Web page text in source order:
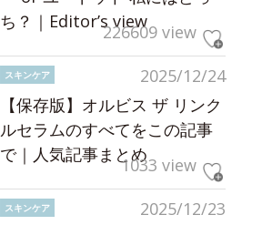
ち？｜Editor’s view226609 view
2025/12/24
スキンケア
【保存版】オルビス ザ リンク
ルセラムのすべてをこの記事
で｜人気記事まとめ1033 view
2025/12/23
スキンケア